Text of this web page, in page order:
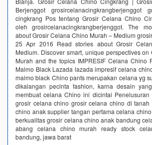
Berjenggot grosircelanacingkrangberjenggot
cingkrang Pos tentang Grosir Celana Chino
oleh grosircelanacingkrangberjenggot. The
about Grosir Celana Chino Murah – Medium
25 Apr 2016 Read stories about Grosir
Medium. Discover smart, unique perspectives
Murah and the topics IMPRESIF Celana Chino
Malmo Black Lazada lazada impresif celana
malmo black Chino pants merupakan celana yg
dikalangan pecinta fashion, karna desain
membuat celana Chino ini dicintai Penelusuran
grosir celana chino grosir celana chino di tanah
chino anak supplier tangan pertama celana
berkualitas grosir celana chino anak bandung
abang celana chino murah ready stock
bandung, jawa barat